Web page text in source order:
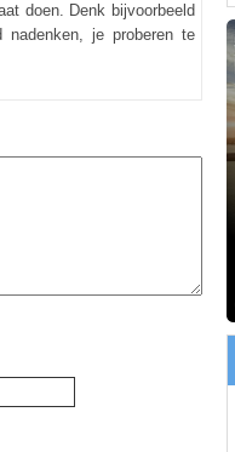
doen. Denk bijvoorbeeld
je proberen te